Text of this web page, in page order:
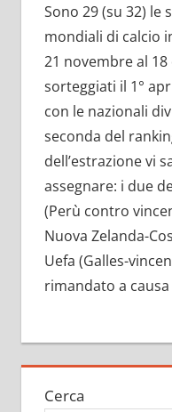
Sono 29 (su 32) le
mondiali di calcio
21 novembre al
sorteggiati il 1°
con le nazionali
seconda del
dell’estrazione vi
assegnare: i due
(Perù contro
Nuova Zelanda-
Uefa (Galles-
rimandato a
Cerca